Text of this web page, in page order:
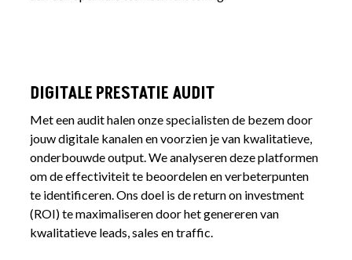
DIGITALE PRESTATIE AUDIT
Met een audit halen onze specialisten de bezem door
jouw digitale kanalen en voorzien je van kwalitatieve,
onderbouwde output. We analyseren deze platformen
om de effectiviteit te beoordelen en verbeterpunten
te identificeren. Ons doel is de return on investment
(ROI) te maximaliseren door het genereren van
kwalitatieve leads, sales en traffic.